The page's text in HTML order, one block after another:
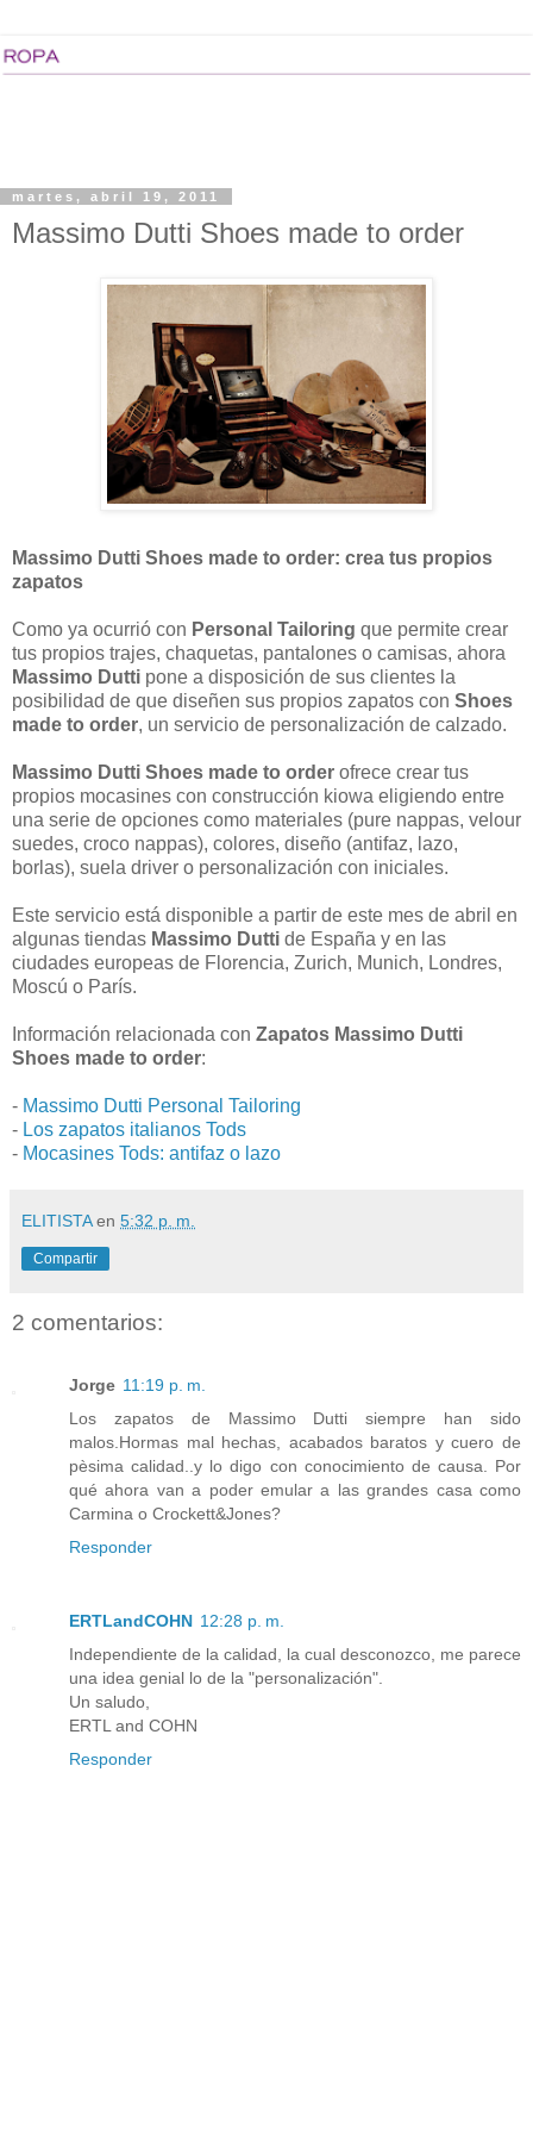
martes, abril 19, 2011
Massimo Dutti Shoes made to order
Massimo Dutti Shoes made to order: crea tus propios
zapatos
Como ya ocurrió con Personal Tailoring que permite crear
tus propios trajes, chaquetas, pantalones o camisas, ahora
Massimo Dutti pone a disposición de sus clientes la
posibilidad de que diseñen sus propios zapatos con Shoes
made to order, un servicio de personalización de calzado.
Massimo Dutti Shoes made to order ofrece crear tus
propios mocasines con construcción kiowa eligiendo entre
una serie de opciones como materiales (pure nappas, velour
suedes, croco nappas), colores, diseño (antifaz, lazo,
borlas), suela driver o personalización con iniciales.
Este servicio está disponible a partir de este mes de abril en
algunas tiendas Massimo Dutti de España y en las
ciudades europeas de Florencia, Zurich, Munich, Londres,
Moscú o París.
Información relacionada con Zapatos Massimo Dutti
Shoes made to order:
- Massimo Dutti Personal Tailoring
- Los zapatos italianos Tods
- Mocasines Tods: antifaz o lazo
ELITISTA en 5:32 p. m.
Compartir
2 comentarios:
Jorge 11:19 p. m.
Los zapatos de Massimo Dutti siempre han sido
malos.Hormas mal hechas, acabados baratos y cuero de
pèsima calidad..y lo digo con conocimiento de causa. Por
qué ahora van a poder emular a las grandes casa como
Carmina o Crockett&Jones?
Responder
ERTLandCOHN 12:28 p. m.
Independiente de la calidad, la cual desconozco, me parece
una idea genial lo de la "personalización".
Un saludo,
ERTL and COHN
Responder